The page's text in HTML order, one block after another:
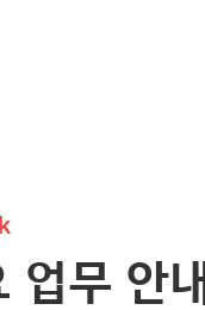
업무 안내